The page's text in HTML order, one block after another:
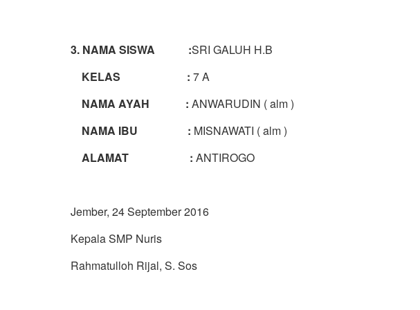
3. NAMA SISWA :SRI GALUH H.B
KELAS : 7 A
NAMA AYAH : ANWARUDIN ( alm )
NAMA IBU : MISNAWATI ( alm )
ALAMAT : ANTIROGO
Jember, 24 September 2016
Kepala SMP Nuris
Rahmatulloh Rijal, S. Sos